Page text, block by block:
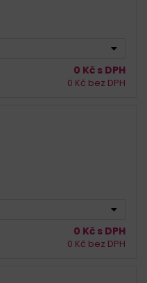
0 Kč s DPH
0 Kč bez DPH
0 Kč s DPH
0 Kč bez DPH